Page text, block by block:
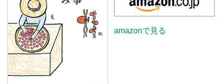
amazonで見る